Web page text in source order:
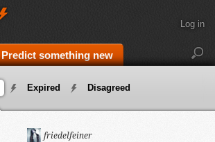
Predict something new
Log in
Expired Disagreed
friedelfeiner